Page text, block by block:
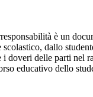
è un
dallo
doveri delle parti nel
educativo dello